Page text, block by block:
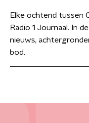
Elke ochtend tussen
Radio 1 Journaal. In
nieuws,
bod.